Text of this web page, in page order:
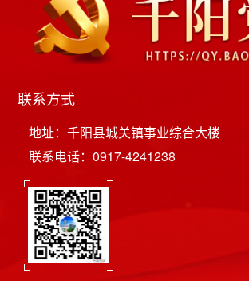
联系方式
地址：千阳县城关镇事业综合大楼
联系电话：0917-4241238